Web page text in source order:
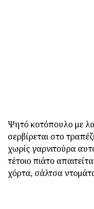
Ψητό κοτόπουλο με
σερβίρεται στο
χωρίς γαρνιτούρα
τέτοιο πιάτο
χόρτα, σάλτσα